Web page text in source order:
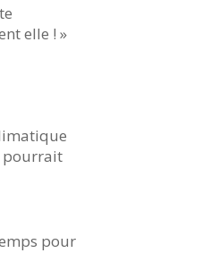
elle ! »
pourrait
pour